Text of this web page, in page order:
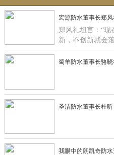
宏源防水董事长郑
郑风礼坦言：“现
新，不创新就会
名，起码就是第
蜀羊防水董事长骆
圣洁防水董事长杜
我眼中的朗凯奇防